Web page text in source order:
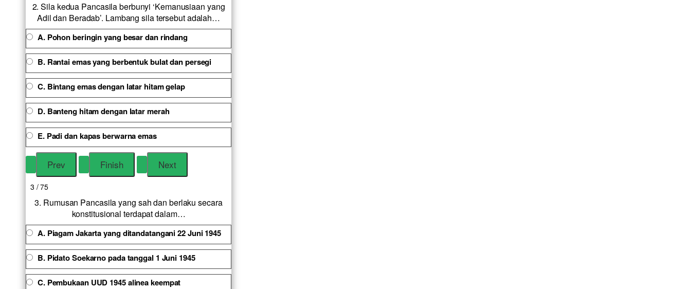
2. Sila kedua Pancasila berbunyi ‘Kemanusiaan yang
Adil dan Beradab’. Lambang sila tersebut adalah…
A. Pohon beringin yang besar dan rindang
B. Rantai emas yang berbentuk bulat dan persegi
C. Bintang emas dengan latar hitam gelap
D. Banteng hitam dengan latar merah
E. Padi dan kapas berwarna emas
3 / 75
3. Rumusan Pancasila yang sah dan berlaku secara
konstitusional terdapat dalam…
A. Piagam Jakarta yang ditandatangani 22 Juni 1945
B. Pidato Soekarno pada tanggal 1 Juni 1945
C. Pembukaan UUD 1945 alinea keempat